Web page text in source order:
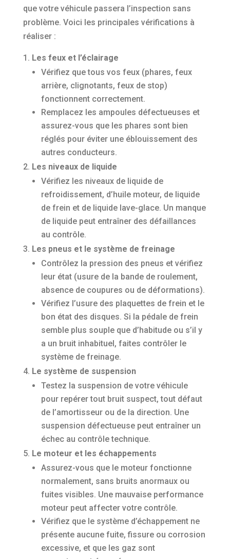
que votre véhicule passera l’inspection sans
problème. Voici les principales vérifications à
réaliser :
Les feux et l’éclairage
Vérifiez que tous vos feux (phares, feux
arrière, clignotants, feux de stop)
fonctionnent correctement.
Remplacez les ampoules défectueuses et
assurez-vous que les phares sont bien
réglés pour éviter une éblouissement des
autres conducteurs.
Les niveaux de liquide
Vérifiez les niveaux de liquide de
refroidissement, d’huile moteur, de liquide
de frein et de liquide lave-glace. Un manque
de liquide peut entraîner des défaillances
au contrôle.
Les pneus et le système de freinage
Contrôlez la pression des pneus et vérifiez
leur état (usure de la bande de roulement,
absence de coupures ou de déformations).
Vérifiez l’usure des plaquettes de frein et le
bon état des disques. Si la pédale de frein
semble plus souple que d’habitude ou s’il y
a un bruit inhabituel, faites contrôler le
système de freinage.
Le système de suspension
Testez la suspension de votre véhicule
pour repérer tout bruit suspect, tout défaut
de l’amortisseur ou de la direction. Une
suspension défectueuse peut entraîner un
échec au contrôle technique.
Le moteur et les échappements
Assurez-vous que le moteur fonctionne
normalement, sans bruits anormaux ou
fuites visibles. Une mauvaise performance
moteur peut affecter votre contrôle.
Vérifiez que le système d’échappement ne
présente aucune fuite, fissure ou corrosion
excessive, et que les gaz sont